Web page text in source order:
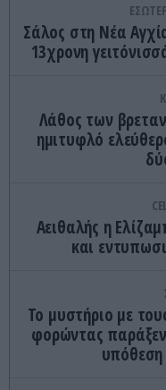
Σάλος στη Νέα
13χρονη
Λάθος των
ημιτυφλό
Αειθαλής η
και
Το μυστήριο με
φορώντας
υπόθεση